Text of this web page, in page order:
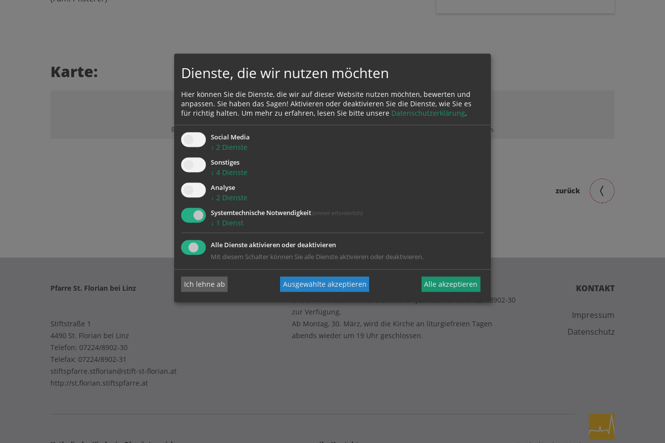
Karte:
Zustimmung erforderlich!
Bitte akzeptieren Sie
, um diesen Inhalt sehen zu können.
zurück
KONTAKT
Impressum
Datenschutz
Pfarre St. Florian bei Linz
Stiftstraße 1
4490 St. Florian bei Linz
Telefon: 07224/8902-30
Telefax: 07224/8902-31
stiftspfarre.stflorian@stift-st-florian.at
http://st.florian.stiftspfarre.at
(Dienstags geschlossen)
Unser Anrufbeantworter steht Ihnen jederzeit unter 07224-8902-30
zur Verfügung.
Ab Montag, 30. März, wird die Kirche an liturgiefreien Tagen
abends wieder um 19 Uhr geschlossen.
Dienste, die wir nutzen möchten
Hier können Sie die Dienste, die wir auf dieser Website nutzen möchten, bewerten und
anpassen. Sie haben das Sagen! Aktivieren oder deaktivieren Sie die Dienste, wie Sie es
für richtig halten. Um mehr zu erfahren, lesen Sie bitte unsere Datenschutzerklärung.
Social Media
↓ 2 Dienste
Sonstiges
↓ 4 Dienste
Analyse
↓ 2 Dienste
Systemtechnische Notwendigkeit (immer erforderlich)
↓ 1 Dienst
Alle Dienste aktivieren oder deaktivieren
Mit diesem Schalter können Sie alle Dienste aktivieren oder deaktivieren.
Ich lehne ab Ausgewählte akzeptieren Alle akzeptieren